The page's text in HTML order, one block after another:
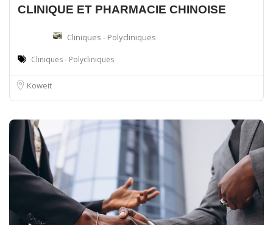
CLINIQUE ET PHARMACIE CHINOISE
Cliniques - Polycliniques
Cliniques - Polycliniques
Koweit